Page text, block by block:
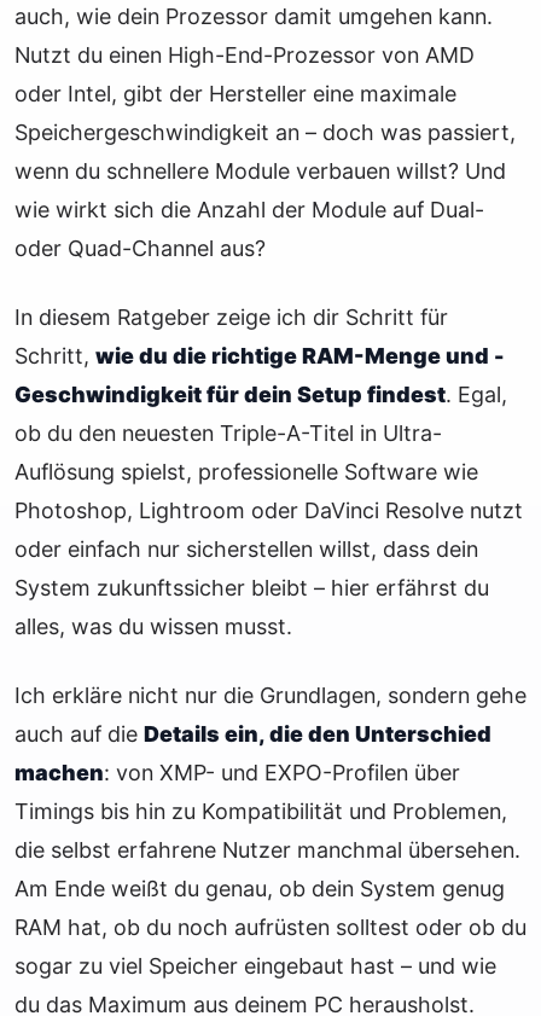
auch, wie dein Prozessor damit umgehen kann.
Nutzt du einen High-End-Prozessor von AMD
oder Intel, gibt der Hersteller eine maximale
Speichergeschwindigkeit an – doch was passiert,
wenn du schnellere Module verbauen willst? Und
wie wirkt sich die Anzahl der Module auf Dual-
oder Quad-Channel aus?
In diesem Ratgeber zeige ich dir Schritt für
Schritt, wie du die richtige RAM-Menge und -
Geschwindigkeit für dein Setup findest. Egal,
ob du den neuesten Triple-A-Titel in Ultra-
Auflösung spielst, professionelle Software wie
Photoshop, Lightroom oder DaVinci Resolve nutzt
oder einfach nur sicherstellen willst, dass dein
System zukunftssicher bleibt – hier erfährst du
alles, was du wissen musst.
Ich erkläre nicht nur die Grundlagen, sondern gehe
auch auf die Details ein, die den Unterschied
machen: von XMP- und EXPO-Profilen über
Timings bis hin zu Kompatibilität und Problemen,
die selbst erfahrene Nutzer manchmal übersehen.
Am Ende weißt du genau, ob dein System genug
RAM hat, ob du noch aufrüsten solltest oder ob du
sogar zu viel Speicher eingebaut hast – und wie
du das Maximum aus deinem PC herausholst.